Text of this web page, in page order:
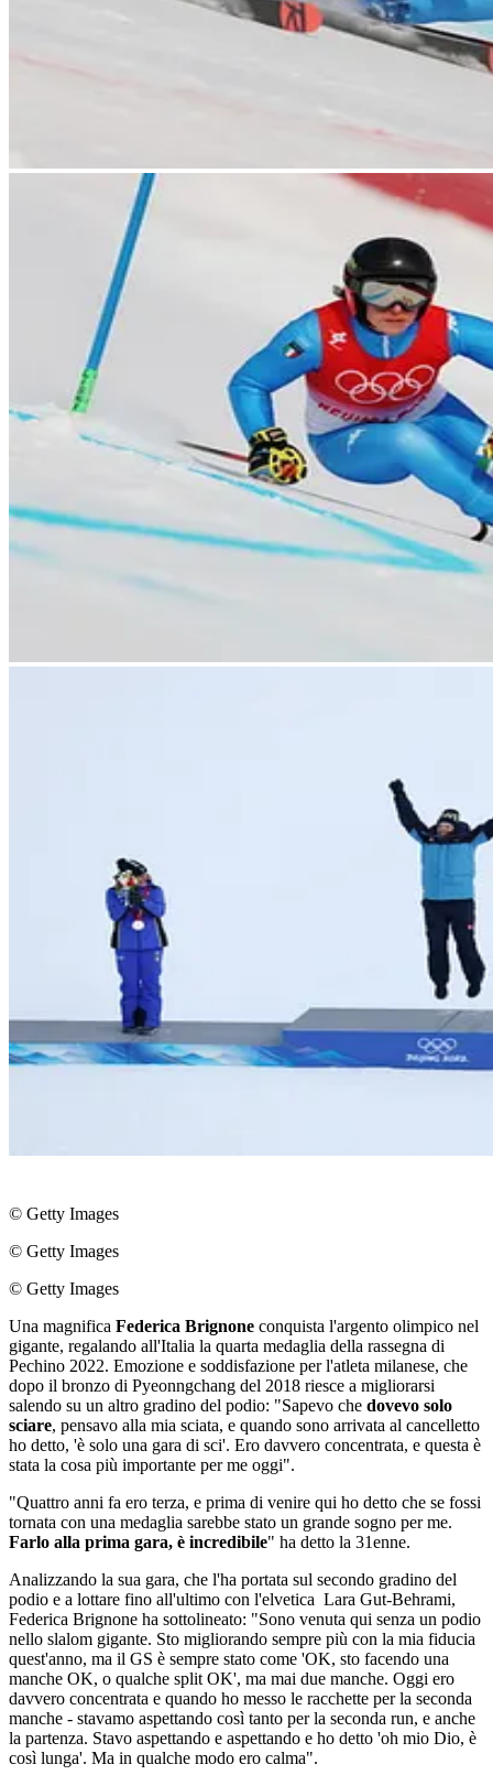
© Getty Images
© Getty Images
© Getty Images
Una magnifica Federica Brignone conquista l'argento olimpico nel
gigante, regalando all'Italia la quarta medaglia della rassegna di
Pechino 2022. Emozione e soddisfazione per l'atleta milanese, che
dopo il bronzo di Pyeonngchang del 2018 riesce a migliorarsi
salendo su un altro gradino del podio: "Sapevo che dovevo solo
sciare, pensavo alla mia sciata, e quando sono arrivata al cancelletto
ho detto, 'è solo una gara di sci'. Ero davvero concentrata, e questa è
stata la cosa più importante per me oggi".
"Quattro anni fa ero terza, e prima di venire qui ho detto che se fossi
tornata con una medaglia sarebbe stato un grande sogno per me.
Farlo alla prima gara, è incredibile" ha detto la 31enne.
Analizzando la sua gara, che l'ha portata sul secondo gradino del
podio e a lottare fino all'ultimo con l'elvetica Lara Gut-Behrami,
Federica Brignone ha sottolineato: "Sono venuta qui senza un podio
nello slalom gigante. Sto migliorando sempre più con la mia fiducia
quest'anno, ma il GS è sempre stato come 'OK, sto facendo una
manche OK, o qualche split OK', ma mai due manche. Oggi ero
davvero concentrata e quando ho messo le racchette per la seconda
manche - stavamo aspettando così tanto per la seconda run, e anche
la partenza. Stavo aspettando e aspettando e ho detto 'oh mio Dio, è
così lunga'. Ma in qualche modo ero calma".